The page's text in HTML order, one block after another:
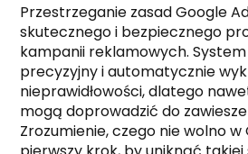
Przestrzeganie zasad Google
skutecznego i bezpiecznego
kampanii reklamowych.
precyzyjny i automatycznie
nieprawidłowości, dlatego
mogą doprowadzić do
Zrozumienie, czego nie wolno w